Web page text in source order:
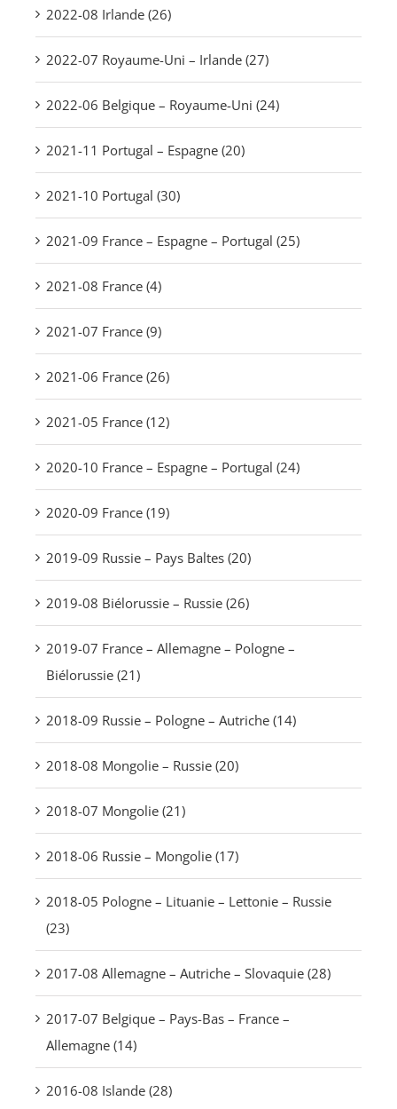
2022-08 Irlande (26)
2022-07 Royaume-Uni – Irlande (27)
2022-06 Belgique – Royaume-Uni (24)
2021-11 Portugal – Espagne (20)
2021-10 Portugal (30)
2021-09 France – Espagne – Portugal (25)
2021-08 France (4)
2021-07 France (9)
2021-06 France (26)
2021-05 France (12)
2020-10 France – Espagne – Portugal (24)
2020-09 France (19)
2019-09 Russie – Pays Baltes (20)
2019-08 Biélorussie – Russie (26)
2019-07 France – Allemagne – Pologne –
Biélorussie (21)
2018-09 Russie – Pologne – Autriche (14)
2018-08 Mongolie – Russie (20)
2018-07 Mongolie (21)
2018-06 Russie – Mongolie (17)
2018-05 Pologne – Lituanie – Lettonie – Russie
(23)
2017-08 Allemagne – Autriche – Slovaquie (28)
2017-07 Belgique – Pays-Bas – France –
Allemagne (14)
2016-08 Islande (28)